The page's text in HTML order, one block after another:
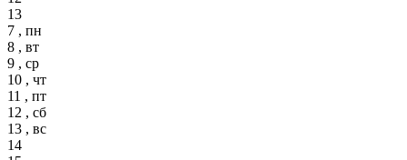
13
7 , пн
8 , вт
9 , ср
10 , чт
11 , пт
12 , сб
13 , вс
14